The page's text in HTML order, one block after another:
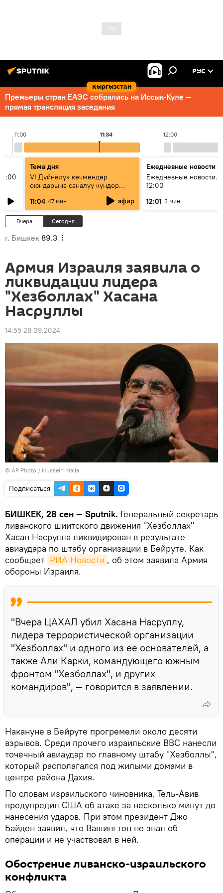
Кыргызстан
РУС
Премьеры стран ЕАЭС собрались на Иссык-Куле —
прямая трансляция заседания
11:00 12:00
11:34
Тема дня
VI Дүйнөлүк көчмөндөр
оюндарына саналуу күндөр
калды: даярдык иштери кайсы
этапка жетти?
11:04 47 мин эфир
Ежедневные новости
Ежедневные новости.
12:00
12:01 3 мин
Вчера Сегодня
г. Бишкек 89.3
Армия Израиля заявила о
ликвидации лидера
"Хезболлах" Хасана
Насруллы
14:55 28.09.2024
© AP Photo / Hussein Malla
Подписаться
БИШКЕК, 28 сен — Sputnik. Генеральный секретарь
ливанского шиитского движения "Хезболлах"
Хасан Насрулла ликвидирован в результате
авиаудара по штабу организации в Бейруте. Как
сообщает РИА Новости , об этом заявила Армия
обороны Израиля.
"Вчера ЦАХАЛ убил Хасана Насруллу,
лидера террористической организации
"Хезболлах" и одного из ее основателей, а
также Али Карки, командующего южным
фронтом "Хезболлах", и других
командиров", — говорится в заявлении.
Накануне в Бейруте прогремели около десяти
взрывов. Среди прочего израильские ВВС нанесли
точечный авиаудар по главному штабу "Хезболлы",
который располагался под жилыми домами в
центре района Дахия.
По словам израильского чиновника, Тель-Авив
предупредил США об атаке за несколько минут до
нанесения ударов. При этом президент Джо
Байден заявил, что Вашингтон не знал об
операции и не участвовал в ней.
Обострение ливанско-израильского
конфликта